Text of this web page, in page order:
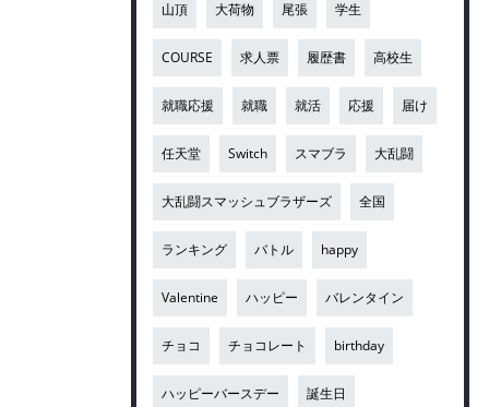
山頂 大荷物 尾張 学生
COURSE 求人票 履歴書 高校生
就職応援 就職 就活 応援 届け
任天堂 Switch スマブラ 大乱闘
大乱闘スマッシュブラザーズ 全国
ランキング バトル happy
Valentine ハッピー バレンタイン
チョコ チョコレート birthday
ハッピーバースデー 誕生日